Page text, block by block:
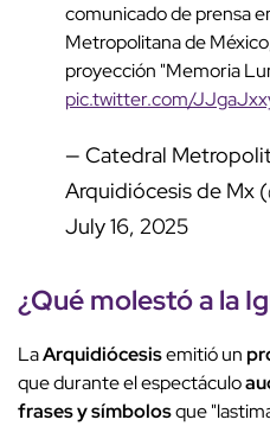
comunicado de prensa
Metropolitana de
proyección "Memoria
pic.twitter.com/
— Catedral
Arquidiócesis de Mx
July 16, 2025
¿Qué molestó a la
LaArquidiócesisemitió un
que durante el espectáculo
frases y símbolosque